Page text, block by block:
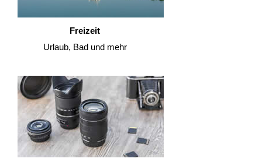
Freizeit
Urlaub, Bad und mehr